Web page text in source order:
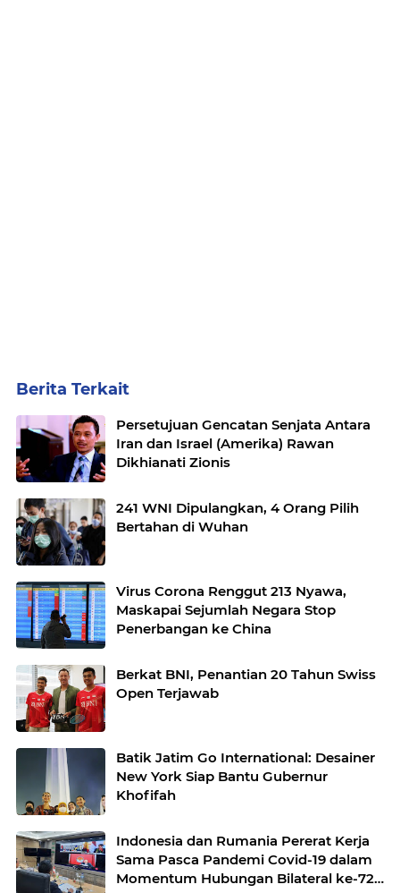
Berita Terkait
Persetujuan Gencatan Senjata Antara
Iran dan Israel (Amerika) Rawan
Dikhianati Zionis
241 WNI Dipulangkan, 4 Orang Pilih
Bertahan di Wuhan
Virus Corona Renggut 213 Nyawa,
Maskapai Sejumlah Negara Stop
Penerbangan ke China
Berkat BNI, Penantian 20 Tahun Swiss
Open Terjawab
Batik Jatim Go International: Desainer
New York Siap Bantu Gubernur
Khofifah
Indonesia dan Rumania Pererat Kerja
Sama Pasca Pandemi Covid-19 dalam
Momentum Hubungan Bilateral ke-72